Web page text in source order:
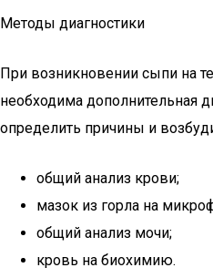
Методы диагностики
При возникновении сыпи на
необходима дополнительная
определить причины и
общий анализ крови;
мазок из горла на
общий анализ мочи;
кровь на биохимию.